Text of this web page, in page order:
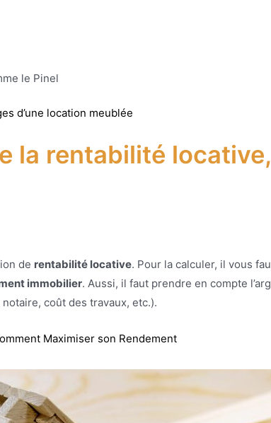
le Pinel
d’une location meublée
la rentabilité
de rentabilité locative. Pour la calculer, il vous
immobilier. Aussi, il faut prendre en compte
notaire, coût des travaux, etc.).
Maximiser son Rendement